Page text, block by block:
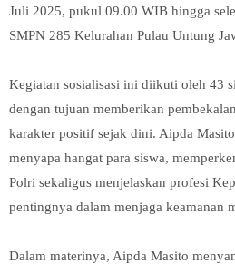
Juli 2025, pukul 09.00 WIB hingga
SMPN 285 Kelurahan Pulau Untung
Kegiatan sosialisasi ini diikuti oleh 43
dengan tujuan memberikan
karakter positif sejak dini. Aipda
menyapa hangat para siswa,
Polri sekaligus menjelaskan profesi
pentingnya dalam menjaga keamanan
Dalam materinya, Aipda Masito